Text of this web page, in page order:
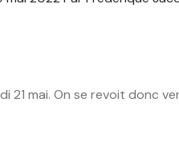
21 mai. On se revoit donc